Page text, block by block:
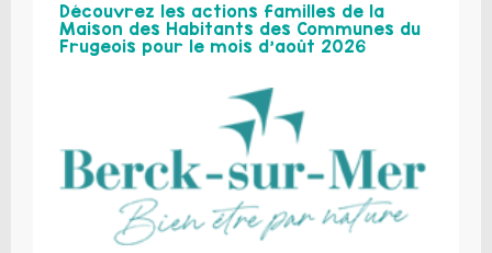
Découvrez les actions familles de la
Maison des Habitants des Communes du
Frugeois pour le mois d’août 2026